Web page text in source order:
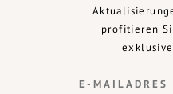
profitieren